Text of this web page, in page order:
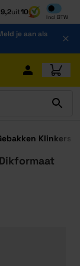
9,2uit10
Incl BTW
Inclusief
je aan als
Klinkers